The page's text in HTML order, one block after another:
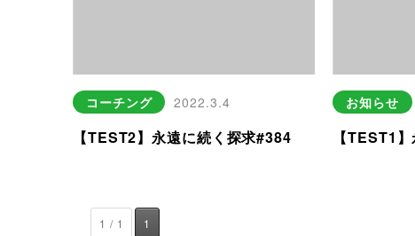
コーチング 2022.3.4
【TEST2】永遠に続く探求#384
お知らせ
【TEST1
1 / 1 1